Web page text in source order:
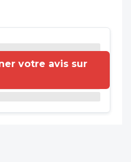
votre avis sur